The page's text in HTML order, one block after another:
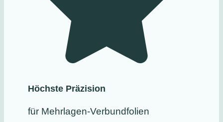
Höchste Präzision
für Mehrlagen-Verbundfolien